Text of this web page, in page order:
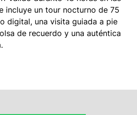
incluye un tour nocturno de 75
digital, una visita guiada a pie
de recuerdo y una auténtica